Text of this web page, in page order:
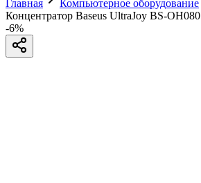
Главная Компьютерное оборудование
Концентратор Baseus UltraJoy BS-OH080
-6%